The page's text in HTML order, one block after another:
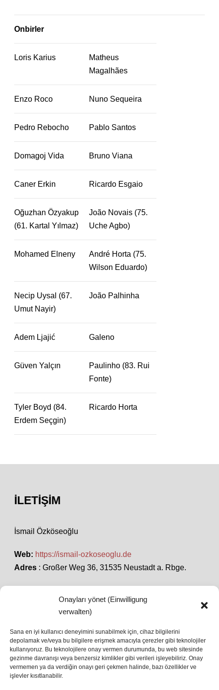
Onayları yönet (Einwilligung
verwalten)
Sana en iyi kullanıcı deneyimini sunabilmek için, cihaz bilgilerini
depolamak ve/veya bu bilgilere erişmek amacıyla çerezler gibi teknolojiler
kullanıyoruz. Bu teknolojilere onay vermen durumunda, bu web sitesinde
gezinme davranışı veya benzersiz kimlikler gibi verileri işleyebiliriz. Onay
vermemen ya da verdiğin onayı geri çekmen halinde, bazı özellikler ve
işlevler kısıtlanabilir.
Onbirler
Loris Karius
Matheus
Magalhães
Enzo Roco Nuno Sequeira
Pedro Rebocho Pablo Santos
Domagoj Vida Bruno Viana
Caner Erkin Ricardo Esgaio
Oğuzhan Özyakup
(61. Kartal Yılmaz)
João Novais (75.
Uche Agbo)
Mohamed Elneny
André Horta (75.
Wilson Eduardo)
Necip Uysal (67.
Umut Nayir)
João Palhinha
Adem Ljajić Galeno
Güven Yalçın
Paulinho (83. Rui
Fonte)
Tyler Boyd (84.
Erdem Seçgin)
Ricardo Horta
İLETIŞIM
İsmail Özköseoğlu
Web: https://ismail-ozkoseoglu.de
Adres : Großer Weg 36, 31535 Neustadt a. Rbge.
SON HABERLER
İstanbul’da Avrupa Ligi Finali: Freiburg ve Aston
Villa Boğaz’da Tarih Yazmaya Hazırlanıyor
08 May 2026